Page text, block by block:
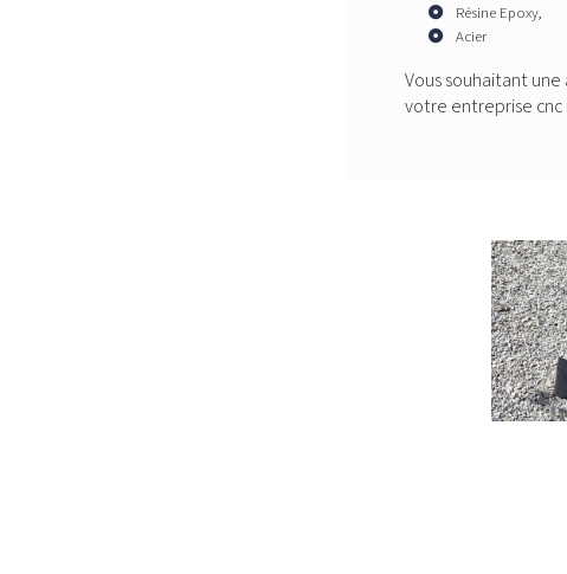
Résine Epoxy,
Acier
Vous souhaitant
votre entreprise